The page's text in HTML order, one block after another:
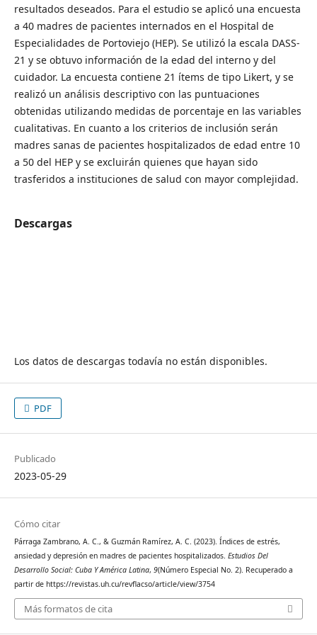
resultados deseados. Para el estudio se aplicó una encuesta
a 40 madres de pacientes internados en el Hospital de
Especialidades de Portoviejo (HEP). Se utilizó la escala DASS-
21 y se obtuvo información de la edad del interno y del
cuidador. La encuesta contiene 21 ítems de tipo Likert, y se
realizó un análisis descriptivo con las puntuaciones
obtenidas utilizando medidas de porcentaje en las variables
cualitativas. En cuanto a los criterios de inclusión serán
madres sanas de pacientes hospitalizados de edad entre 10
a 50 del HEP y se excluirán quienes que hayan sido
trasferidos a instituciones de salud con mayor complejidad.
Descargas
Los datos de descargas todavía no están disponibles.
PDF
Publicado
2023-05-29
Cómo citar
Párraga Zambrano, A. C., & Guzmán Ramírez, A. C. (2023). Índices de estrés,
ansiedad y depresión en madres de pacientes hospitalizados. Estudios Del
Desarrollo Social: Cuba Y América Latina, 9(Número Especial No. 2). Recuperado a
partir de https://revistas.uh.cu/revflacso/article/view/3754
Más formatos de cita